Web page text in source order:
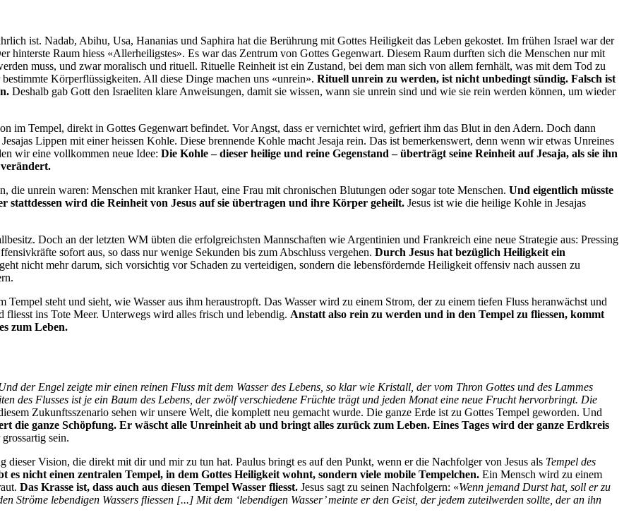
ist. Nadab, Abihu, Usa, Hananias und Saphira hat die Berührung mit Gottes Heiligkeit das Leben gekostet. Im frühen Israel war der
hinterste Raum hiess «Allerheiligstes». Es war das Zentrum von Gottes Gegenwart. Diesem Raum durften sich die Menschen nur mit
muss, und zwar moralisch und rituell. Rituelle Reinheit ist ein Zustand, bei dem man sich von allem fernhält, was mit dem Tod zu
Körperflüssigkeiten. All diese Dinge machen uns «unrein». Rituell unrein zu werden, ist nicht unbedingt sündig. Falsch ist
Deshalb gab Gott den Israeliten klare Anweisungen, damit sie wissen, wann sie unrein sind und wie sie rein werden können, um wieder
im Tempel, direkt in Gottes Gegenwart befindet. Vor Angst, dass er vernichtet wird, gefriert ihm das Blut in den Adern. Doch dann
Lippen mit einer heissen Kohle. Diese brennende Kohle macht Jesaja rein. Das ist bemerkenswert, denn wenn wir etwas Unreines
wir eine vollkommen neue Idee: Die Kohle – dieser heilige und reine Gegenstand – überträgt seine Reinheit auf Jesaja, als sie ihn
die unrein waren: Menschen mit kranker Haut, eine Frau mit chronischen Blutungen oder sogar tote Menschen. Und eigentlich müsste
wird die Reinheit von Jesus auf sie übertragen und ihre Körper geheilt. Jesus ist wie die heilige Kohle in Jesajas
Doch an der letzten WM übten die erfolgreichsten Mannschaften wie Argentinien und Frankreich eine neue Strategie aus: Pressing
sofort aus, so dass nur wenige Sekunden bis zum Abschluss vergehen. Durch Jesus hat bezüglich Heiligkeit ein
nicht mehr darum, sich vorsichtig vor Schaden zu verteidigen, sondern die lebensfördernde Heiligkeit offensiv nach aussen zu
steht und sieht, wie Wasser aus ihm heraustropft. Das Wasser wird zu einem Strom, der zu einem tiefen Fluss heranwächst und
ins Tote Meer. Unterwegs wird alles frisch und lebendig. Anstatt also rein zu werden und in den Tempel zu fliessen, kommt
zum Leben.
der Engel zeigte mir einen reinen Fluss mit dem Wasser des Lebens, so klar wie Kristall, der vom Thron Gottes und des Lammes
des Flusses ist je ein Baum des Lebens, der zwölf verschiedene Früchte trägt und jeden Monat eine neue Frucht hervorbringt. Die
Zukunftsszenario sehen wir unsere Welt, die komplett neu gemacht wurde. Die ganze Erde ist zu Gottes Tempel geworden. Und
die ganze Schöpfung. Er wäscht alle Unreinheit ab und bringt alles zurück zum Leben. Eines Tages wird der ganze Erdkreis
sein.
Vision, die direkt mit dir und mir zu tun hat. Paulus bringt es auf den Punkt, wenn er die Nachfolger von Jesus als Tempel des
es nicht einen zentralen Tempel, in dem Gottes Heiligkeit wohnt, sondern viele mobile Tempelchen. Ein Mensch wird zu einem
Das Krasse ist, dass auch aus diesen Tempel Wasser fliesst. Jesus sagt zu seinen Nachfolgern: «Wenn jemand Durst hat, soll er zu
Ströme lebendigen Wassers fliessen [...] Mit dem ‘lebendigen Wasser’ meinte er den Geist, der jedem zuteilwerden sollte, der an ihn